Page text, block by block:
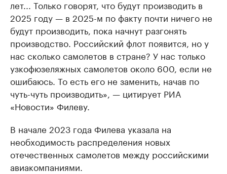
лет... Только говорят, что будут производить в
2025 году — в 2025-м по факту почти ничего не
будут производить, пока начнут разгонять
производство. Российский флот появится, но у
нас сколько самолетов в стране? У нас только
узкофюзеляжных самолетов около 600, если не
ошибаюсь. То есть его не заменить, начав по
чуть-чуть производить», — цитирует РИА
«Новости» Филеву.
В начале 2023 года Филева указала на
необходимость распределения новых
отечественных самолетов между российскими
авиакомпаниями.